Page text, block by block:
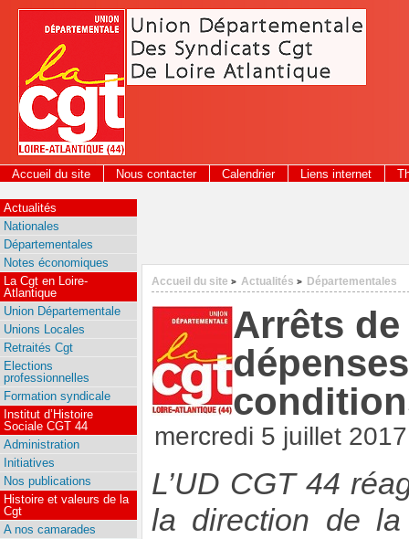
Panneau de gestion des cookies
Accueil du site Nous contacter Calendrier Liens internet
2026
Accueil du site > Actualités > Départementales
Arrêts
mercredi 5 juillet 2017
L’UD CGT 44
la direction de
Actualités
Nationales
Départementales
Notes économiques
La Cgt en Loire-
Atlantique
Union Départementale
Unions Locales
Retraités Cgt
Elections
professionnelles
Formation syndicale
Institut d’Histoire
Sociale CGT 44
Administration
Initiatives
Nos publications
Histoire et valeurs de la
Cgt
A nos camarades